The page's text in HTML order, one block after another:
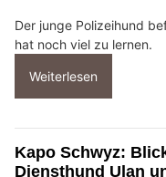
Der junge Polizeihund
hat noch viel zu lernen.
Weiterlesen
Kapo Schwyz:
Diensthund Ulan